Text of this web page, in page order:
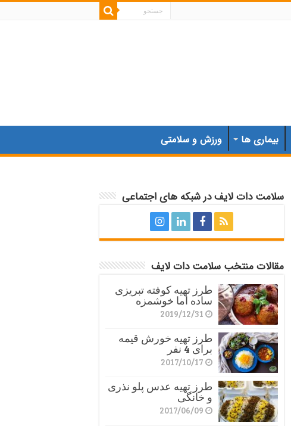
بیماری ها ورزش و سلامتی
سلامت دات لایف در شبکه های اجتماعی
مقالات منتخب سلامت دات لایف
طرز تهیه کوفته تبریزی
ساده اما خوشمزه
2019/12/31
طرز تهیه خورش قیمه
برای 4 نفر
2017/10/17
طرز تهیه عدس پلو نذری
و خانگی
2017/06/09